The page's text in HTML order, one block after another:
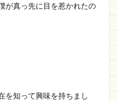
が真っ先に目を惹かれたの
を知って興味を持ちまし